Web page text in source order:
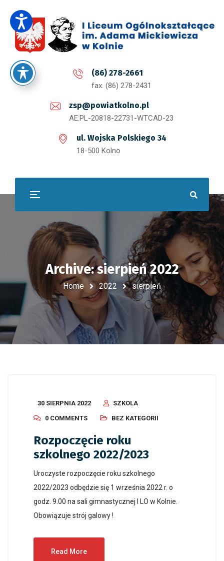
(86) 278-2661
fax. (86) 278-2431
zsp@powiatkolno.pl
AE:PL-20818-22731-WTCAD-23
ul. Wojska Polskiego 34
18-500 Kolno
Archive: sierpień 2022
Home 2022 sierpień
30 SIERPNIA 2022
SZKOLA
0 COMMENTS
BEZ KATEGORII
Rozpoczęcie roku
szkolnego 2022/2023
Uroczyste rozpoczęcie roku szkolnego
2022/2023 odbędzie się 1 września 2022 r. o
godz. 9.00 na sali gimnastycznej I LO w Kolnie.
Obowiązuje strój galowy !
Read More